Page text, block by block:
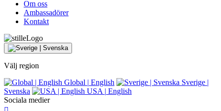
Om oss
Ambassadörer
Kontakt
Välj region
Global | English Sverige |
Svenska
USA | English
Sociala medier